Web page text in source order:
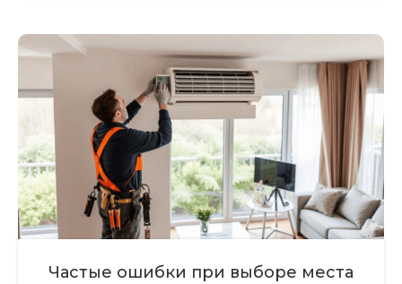
Частые ошибки при выборе места